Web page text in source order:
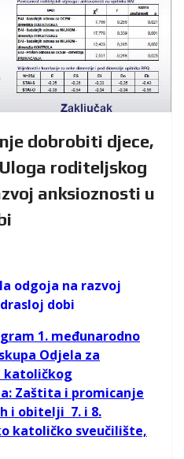
dobrobiti djece,
roditeljskog
anksioznosti u
odgoja na razvoj
dobi
1. međunarodno
Odjela za
katoličkog
Zaštita i promicanje
i obitelji 7. i 8.
katoličko sveučilište,